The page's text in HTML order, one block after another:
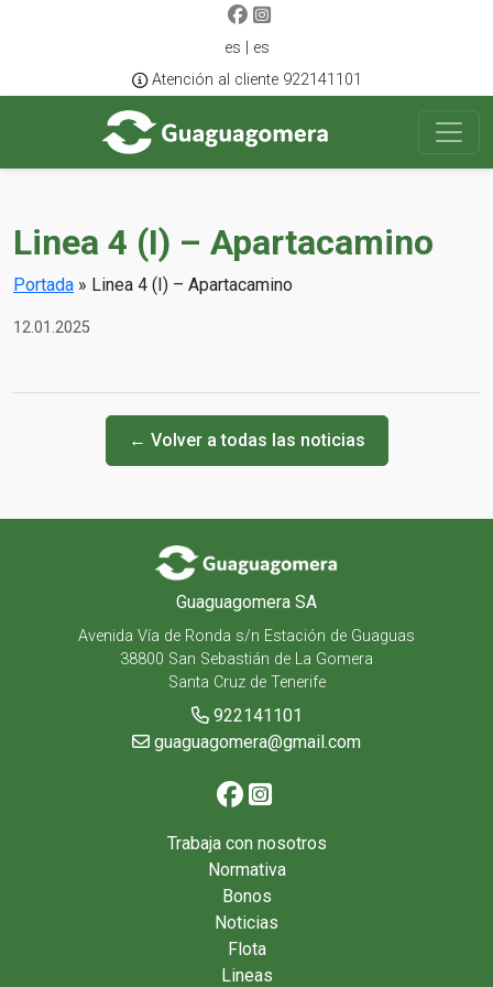
es | es
Atención al cliente 922141101
Linea 4 (I) – Apartacamino
Portada » Linea 4 (I) – Apartacamino
12.01.2025
← Volver a todas las noticias
Guaguagomera SA
Avenida Vía de Ronda s/n Estación de Guaguas
38800 San Sebastián de La Gomera
Santa Cruz de Tenerife
922141101
guaguagomera@gmail.com
Trabaja con nosotros
Normativa
Bonos
Noticias
Flota
Lineas